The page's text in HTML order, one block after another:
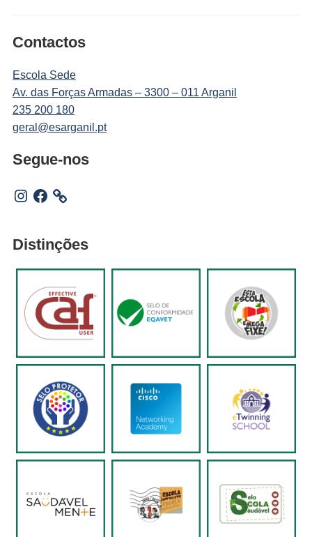
Contactos
Escola Sede
Av. das Forças Armadas – 3300 – 011 Arganil
235 200 180
geral@esarganil.pt
Segue-nos
Instagram
Facebook
Distinções